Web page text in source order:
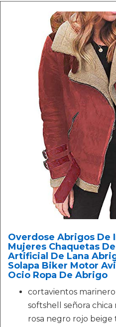
Overdose Abrigos De
Mujeres Chaquetas
Artificial De Lana
Solapa Biker Motor
Ocio Ropa De Abrigo
cortavientos
softshell señora
rosa negro rojo